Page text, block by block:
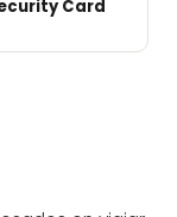
Card